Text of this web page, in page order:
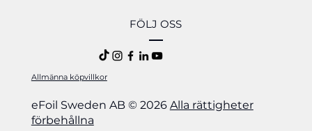
FÖLJ OSS
Allmänna köpvillkor
eFoil Sweden AB © 2026 Alla rättigheter
förbehållna